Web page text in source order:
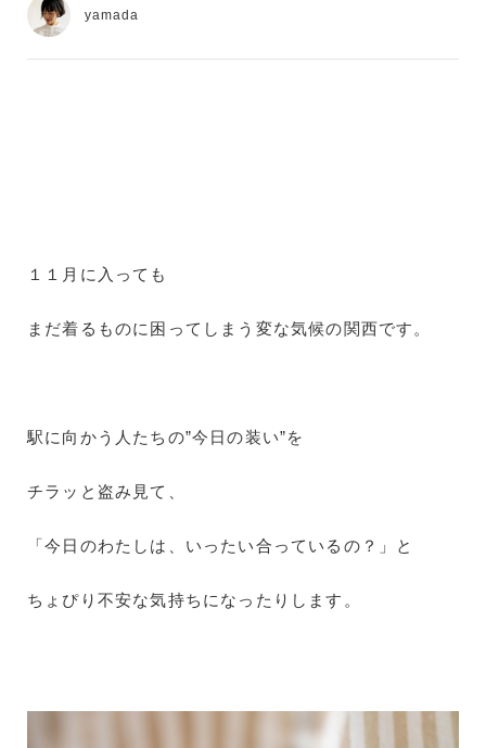
yamada
１１月に入っても
まだ着るものに困ってしまう変な気候の関西です。
駅に向かう人たちの”今日の装い”を
チラッと盗み見て、
「今日のわたしは、いったい合っているの？」と
ちょぴり不安な気持ちになったりします。